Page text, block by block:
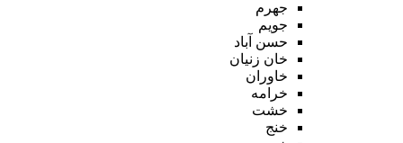
جهرم
جویم
حسن آباد
خان زنیان
خاوران
خرامه
خشت
خنج